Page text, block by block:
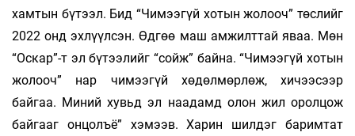
хамтын бүтээл. Бид “Чимээгүй хотын жолооч” төслийг
2022 онд эхлүүлсэн. Өдгөө маш амжилттай яваа. Мөн
“Оскар”-т эл бүтээлийг “сойж” байна. “Чимээгүй хотын
жолооч” нар чимээгүй хөдөлмөрлөж, хичээсээр
байгаа. Миний хувьд эл наадамд олон жил оролцож
байгааг онцолъё” хэмээв. Харин шилдэг баримтат